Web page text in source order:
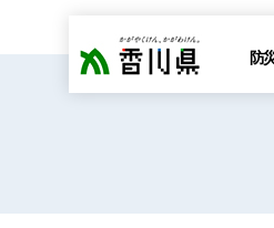
香川県 防